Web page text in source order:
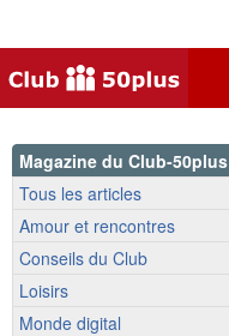
Magazine du Club-50plus
Tous les articles
Amour et rencontres
Conseils du Club
Loisirs
Monde digital